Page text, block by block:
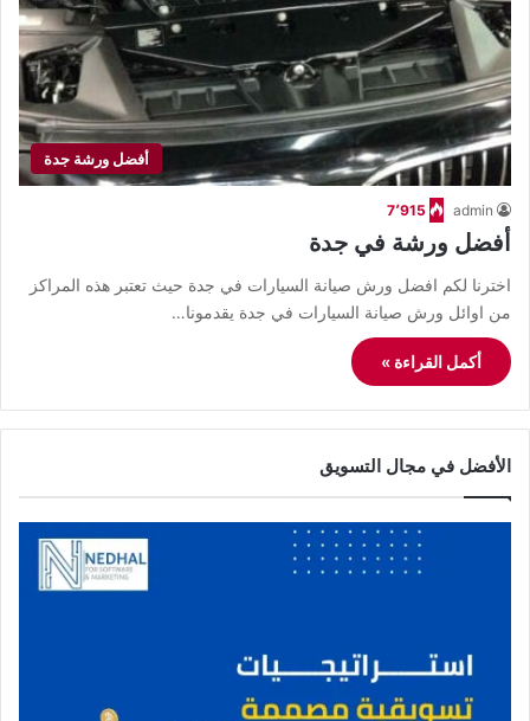
أفضل ورشة جدة
admin 7٬915
أفضل ورشة في جدة
اخترنا لكم افضل ورش صيانة السيارات في جدة حيث تعتبر هذه المراكز
من اوائل ورش صيانة السيارات في جدة يقدمونا…
أكمل القراءة »
الأفضل في مجال التسويق